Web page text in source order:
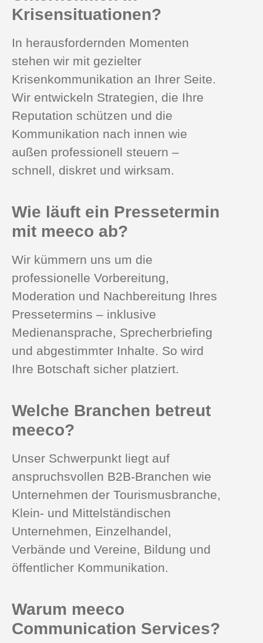
Krisensituationen?
In herausfordernden Momenten
stehen wir mit gezielter
Krisenkommunikation an Ihrer Seite.
Wir entwickeln Strategien, die Ihre
Reputation schützen und die
Kommunikation nach innen wie
außen professionell steuern –
schnell, diskret und wirksam.
Wie läuft ein Pressetermin
mit meeco ab?
Wir kümmern uns um die
professionelle Vorbereitung,
Moderation und Nachbereitung Ihres
Pressetermins – inklusive
Medienansprache, Sprecherbriefing
und abgestimmter Inhalte. So wird
Ihre Botschaft sicher platziert.
Welche Branchen betreut
meeco?
Unser Schwerpunkt liegt auf
anspruchsvollen B2B‑Branchen wie
Unternehmen der Tourismusbranche,
Klein- und Mittelständischen
Unternehmen, Einzelhandel,
Verbände und Vereine, Bildung und
öffentlicher Kommunikation.
Warum meeco
Communication Services?